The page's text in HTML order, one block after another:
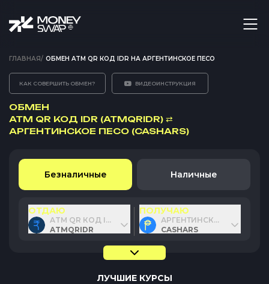
ГЛАВНАЯ/ ОБМЕН ATM QR КОД IDR НА АРГЕНТИНСКОЕ ПЕСО
КАК СОВЕРШИТЬ ОБМЕН? ВИДЕОИНСТРУКЦИЯ
ОБМЕН
ATM QR КОД IDR (ATMQRIDR) ⇄
АРГЕНТИНСКОЕ ПЕСО (CASHARS)
Безналичные Наличные
ОТДАЮ
ATM QR КОД IDR
ATMQRIDR
ПОЛУЧАЮ
АРГЕНТИНСКОЕ ПЕСО
CASHARS
ЛУЧШИЕ КУРСЫ